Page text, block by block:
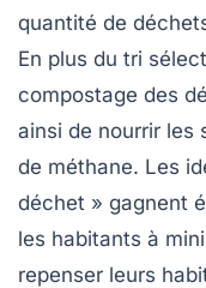
quantité de
En plus du tri
compostage des
ainsi de nourrir les
de méthane. Les
déchet » gagnent
les habitants à
repenser leurs